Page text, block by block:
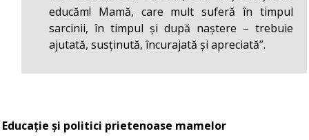
educăm! Mamă, care mult suferă în timpul
sarcinii, în timpul și după naștere – trebuie
ajutată, susținută, încurajată și apreciată”.
Educație și politici prietenoase mamelor